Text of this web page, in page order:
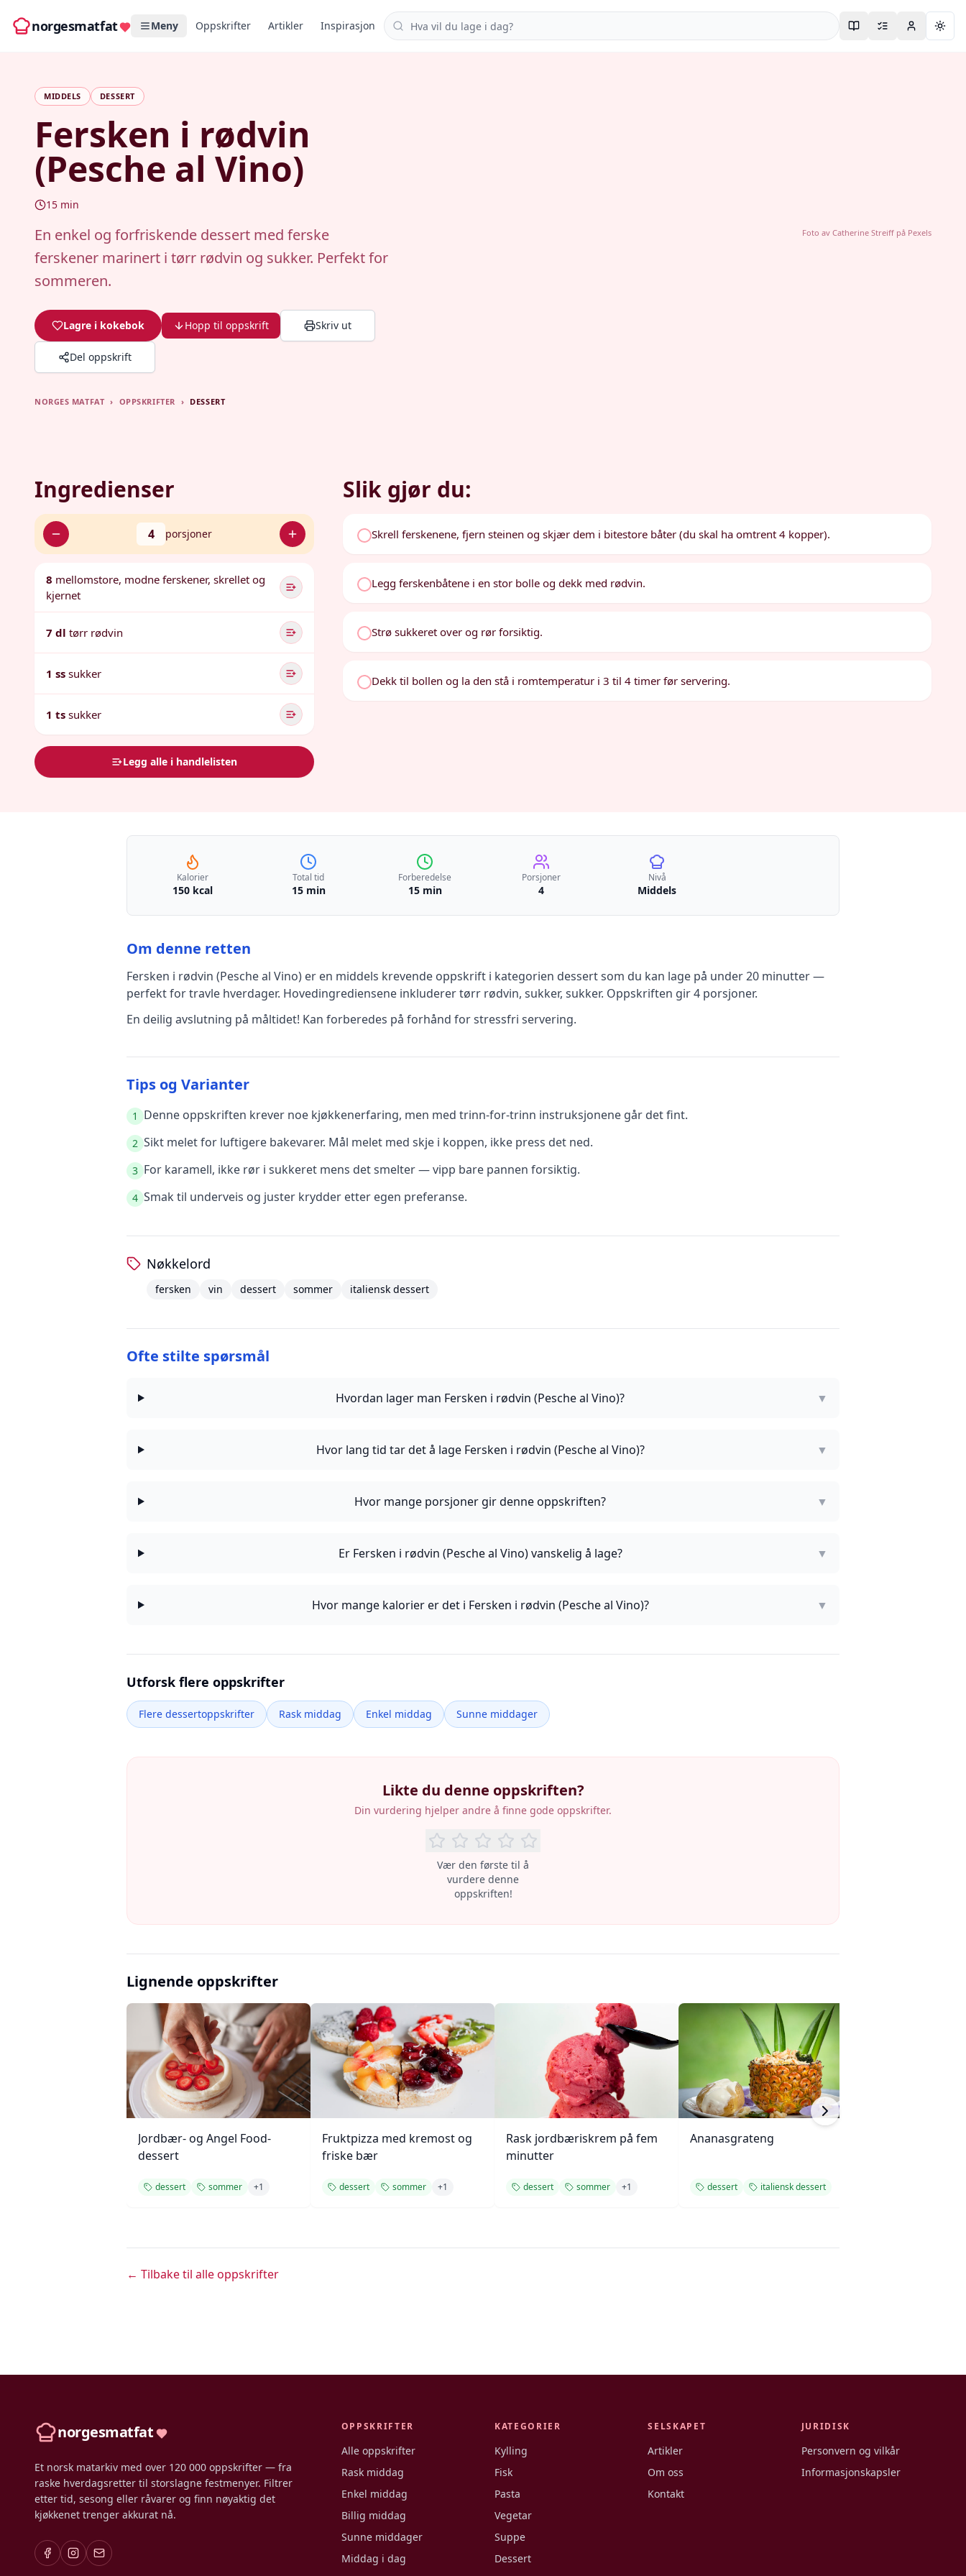
norgesmatfat Meny Oppskrifter Artikler Inspirasjon Søk i oppskrifter
MIDDELS DESSERT
Fersken i rødvin
(Pesche al Vino)
15 min
En enkel og forfriskende dessert med ferske
ferskener marinert i tørr rødvin og sukker. Perfekt for
sommeren.
Lagre i kokebok Hopp til oppskrift Skriv ut
Del oppskrift
Foto av Catherine Streiffpå Pexels
NORGES MATFAT › OPPSKRIFTER › DESSERT
Ingredienser
4 porsjoner
8 mellomstore, modne ferskener, skrellet og
kjernet
7 dl tørr rødvin
1 ss sukker
1 ts sukker
Legg alle i handlelisten
Slik gjør du:
Skrell ferskenene, fjern steinen og skjær dem i bitestore båter (du skal ha omtrent 4 kopper).
Legg ferskenbåtene i en stor bolle og dekk med rødvin.
Strø sukkeret over og rør forsiktig.
Dekk til bollen og la den stå i romtemperatur i 3 til 4 timer før servering.
Kalorier
150 kcal
Total tid
15 min
Forberedelse
15 min
Porsjoner
4
Nivå
Middels
Om denne retten
Fersken i rødvin (Pesche al Vino) er en middels krevende oppskrift i kategorien dessertsom du kan lage på under 20 minutter —
perfekt for travle hverdager. Hovedingrediensene inkluderertørr rødvin, sukker, sukker. Oppskriften gir4 porsjoner.
En deilig avslutning på måltidet! Kan forberedes på forhånd for stressfri servering.
Tips og Varianter
1 Denne oppskriften krever noe kjøkkenerfaring, men med trinn-for-trinn instruksjonene går det fint.
2 Sikt melet for luftigere bakevarer. Mål melet med skje i koppen, ikke press det ned.
3 For karamell, ikke rør i sukkeret mens det smelter — vipp bare pannen forsiktig.
4 Smak til underveis og juster krydder etter egen preferanse.
Nøkkelord
fersken vin dessert sommer italiensk dessert
Ofte stilte spørsmål
Hvordan lager man Fersken i rødvin (Pesche al Vino)? ▼
Hvor lang tid tar det å lage Fersken i rødvin (Pesche al Vino)? ▼
Hvor mange porsjoner gir denne oppskriften? ▼
Er Fersken i rødvin (Pesche al Vino) vanskelig å lage? ▼
Hvor mange kalorier er det i Fersken i rødvin (Pesche al Vino)? ▼
Utforsk flere oppskrifter
Flere dessertoppskrifter Rask middag Enkel middag Sunne middager
Likte du denne oppskriften?
Din vurdering hjelper andre å finne gode oppskrifter.
Vær den første til å
vurdere denne
oppskriften!
Lignende oppskrifter
Jordbær- og Angel Food-
dessert
dessert sommer +1
Fruktpizza med kremost og
friske bær
dessert sommer +1
Rask jordbæriskrem på fem
minutter
dessert sommer +1
Ananasgrateng
dessert italiensk dessert
← Tilbake til alle oppskrifter
norgesmatfat
Et norsk matarkiv med over 120 000 oppskrifter — fra
raske hverdagsretter til storslagne festmenyer. Filtrer
etter tid, sesong eller råvarer og finn nøyaktig det
kjøkkenet trenger akkurat nå.
OPPSKRIFTER
Alle oppskrifter
Rask middag
Enkel middag
Billig middag
Sunne middager
Middag i dag
KATEGORIER
Kylling
Fisk
Pasta
Vegetar
Suppe
Dessert
SELSKAPET
Artikler
Om oss
Kontakt
JURIDISK
Personvern og vilkår
Informasjonskapsler